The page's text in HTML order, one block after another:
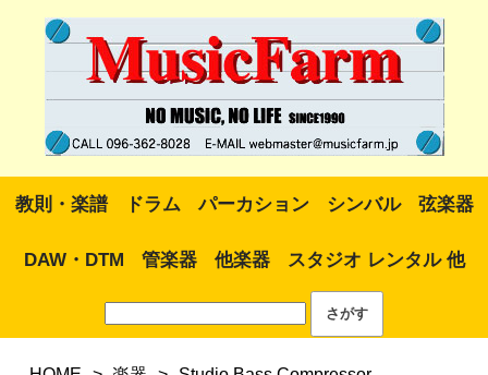
教則・楽譜 ドラム パーカション シンバル 弦楽器
DAW・DTM 管楽器 他楽器 スタジオ レンタル 他